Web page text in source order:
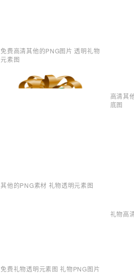
免费高清其他的PNG图片 透明礼物
元素图
其他的PNG素材 礼物透明元素图
免费礼物透明元素图 礼物PNG图片
高清其
底图
礼物高